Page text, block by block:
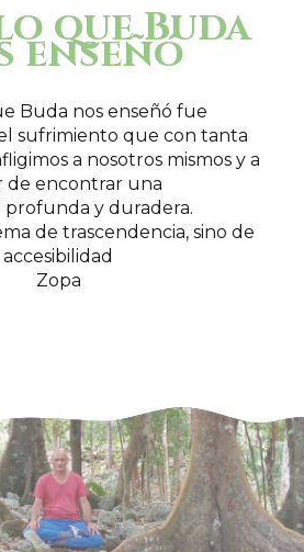
que Buda
enseñó
Buda nos enseñó fue
sufrimiento que con tanta
a nosotros mismos y a
de encontrar una
profunda y duradera.
de trascendencia, sino de
accesibilidad
Zopa